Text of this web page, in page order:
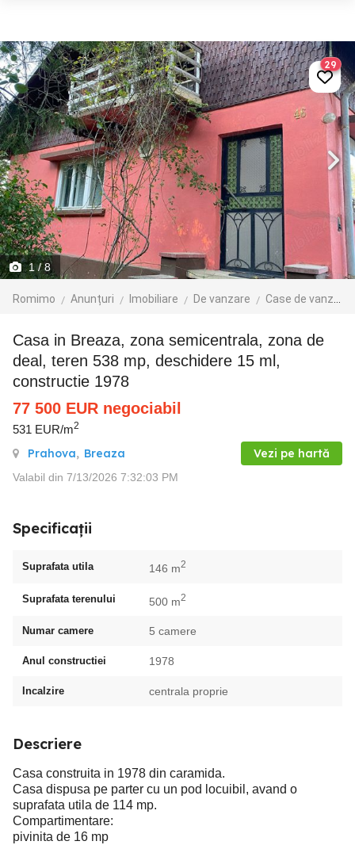
1/ 8
Romimo Anunțuri Imobiliare De vanzare Case de vanzare
29
Casa in Breaza, zona semicentrala, zona de
deal, teren 538 mp, deschidere 15 ml,
constructie 1978
77 500 EUR negociabil
531 EUR/m2
Prahova, Breaza Vezi pe hartă
Valabil din 7/13/2026 7:32:03 PM
Specificații
Suprafata utila 146 m2
Suprafata terenului 500 m2
Numar camere 5 camere
Anul constructiei 1978
Incalzire centrala proprie
Descriere
Casa construita in 1978 din caramida.
Casa dispusa pe parter cu un pod locuibil, avand o
suprafata utila de 114 mp.
Compartimentare:
pivinita de 16 mp